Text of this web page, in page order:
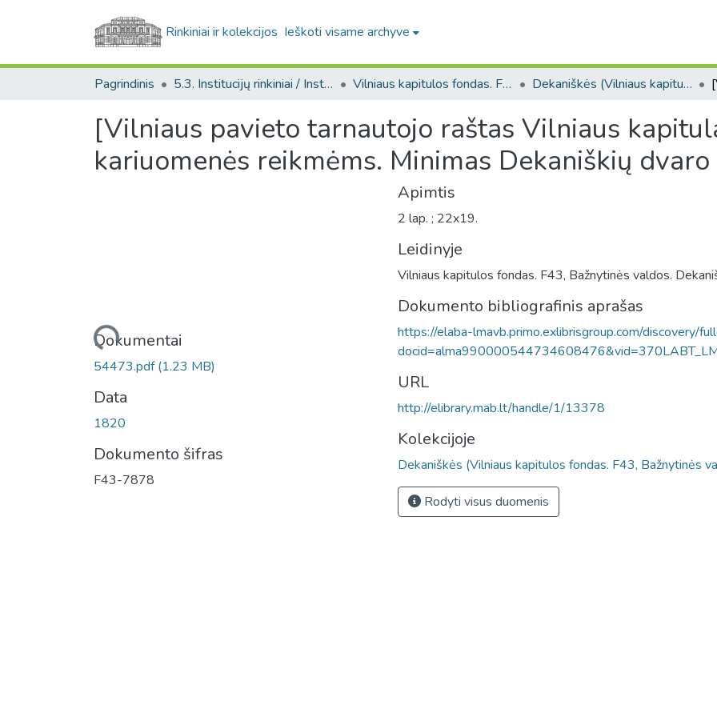
Rinkiniai ir kolekcijos Ieškoti visame archyve
Pagrindinis 5.3. Institucijų rinkiniai / Institutional collections Vilniaus kapitulos fondas. F43 Dekaniškės (Vilniaus kapitulos fondas. F43, Bažnytinės valdos)
[Vilniaus pavieto tarnautojo raštas Vilniaus
kariuomenės reikmėms. Minimas Dekaniškių
Įkeliama...
Dokumentai
54473.pdf(1.23 MB)
Data
1820
Dokumento šifras
F43-7878
Apimtis
2 lap. ; 22x19.
Leidinyje
Vilniaus kapitulos fondas. F43, Bažnytinės valdos.
Dokumento bibliografinis aprašas
https://elaba-lmavb.primo.exlibrisgroup.com/discovery/
URL
http://elibrary.mab.lt/handle/1/13378
Kolekcijoje
Dekaniškės (Vilniaus kapitulos fondas. F43, Bažnytinės
Rodyti visus duomenis